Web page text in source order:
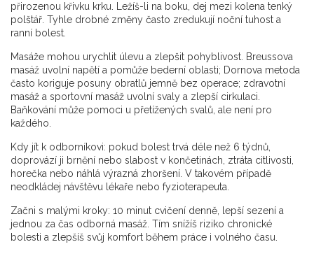
přirozenou křivku krku. Ležíš-li na boku, dej mezi kolena tenký
polštář. Tyhle drobné změny často zredukují noční tuhost a
ranní bolest.
Masáže mohou urychlit úlevu a zlepšit pohyblivost. Breussova
masáž uvolní napětí a pomůže bederní oblasti; Dornova metoda
často koriguje posuny obratlů jemně bez operace; zdravotní
masáž a sportovní masáž uvolní svaly a zlepší cirkulaci.
Baňkování může pomoci u přetížených svalů, ale není pro
každého.
Kdy jít k odborníkovi: pokud bolest trvá déle než 6 týdnů,
doprovází ji brnění nebo slabost v končetinách, ztráta citlivosti,
horečka nebo náhlá výrazná zhoršení. V takovém případě
neodkládej návštěvu lékaře nebo fyzioterapeuta.
Začni s malými kroky: 10 minut cvičení denně, lepší sezení a
jednou za čas odborná masáž. Tím snížíš riziko chronické
bolesti a zlepšíš svůj komfort během práce i volného času.